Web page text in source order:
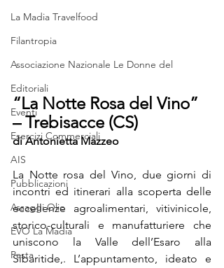
La Madia Travelfood
Filantropia
Associazione Nazionale Le Donne del
Editoriali
Eventi
Esercizi Commerciali
AIS
Pubblicazioni
Assaggi Olio
EVO La Madia
Pasta
“La Notte Rosa del Vino”
– Trebisacce (CS)
di Antonietta Mazzeo
La Notte rosa del Vino, due giorni di
incontri ed itinerari alla scoperta delle
eccellenze agroalimentari, vitivinicole,
storico-culturali e manufatturiere che
uniscono la Valle dell’Esaro alla
Sibaritide,. L’appuntamento, ideato e